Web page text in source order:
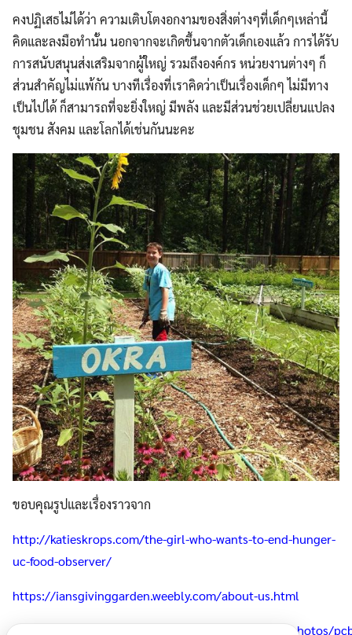
คงปฏิเสธไม่ได้ว่า ความเติบโตงอกงามของสิ่งต่างๆที่เด็กๆเหล่านี้
คิดและลงมือทำนั้น นอกจากจะเกิดขึ้นจากตัวเด็กเองแล้ว การได้รับ
การสนับสนุนส่งเสริมจากผู้ใหญ่ รวมถึงองค์กร หน่วยงานต่างๆ ก็
ส่วนสำคัญไม่แพ้กัน บางทีเรื่องที่เราคิดว่าเป็นเรื่องเด็กๆ ไม่มีทาง
เป็นไปได้ ก็สามารถที่จะยิ่งใหญ่ มีพลัง และมีส่วนช่วยเปลี่ยนแปลง
ชุมชน สังคม และโลกได้เช่นกันนะคะ
ขอบคุณรูปและเรื่องราวจาก
http://katieskrops.com/the-girl-who-wants-to-end-hunger-
uc-food-observer/
https://iansgivinggarden.weebly.com/about-us.html
https://www.facebook.com/humanswhogrowfood/photos/